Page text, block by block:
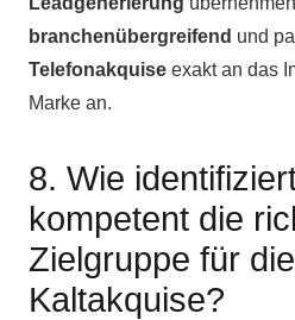
branchenübergreifend und
Telefonakquise exakt an das
Marke an.
8. Wie
kompetent die
Zielgruppe für
Kaltakquise?